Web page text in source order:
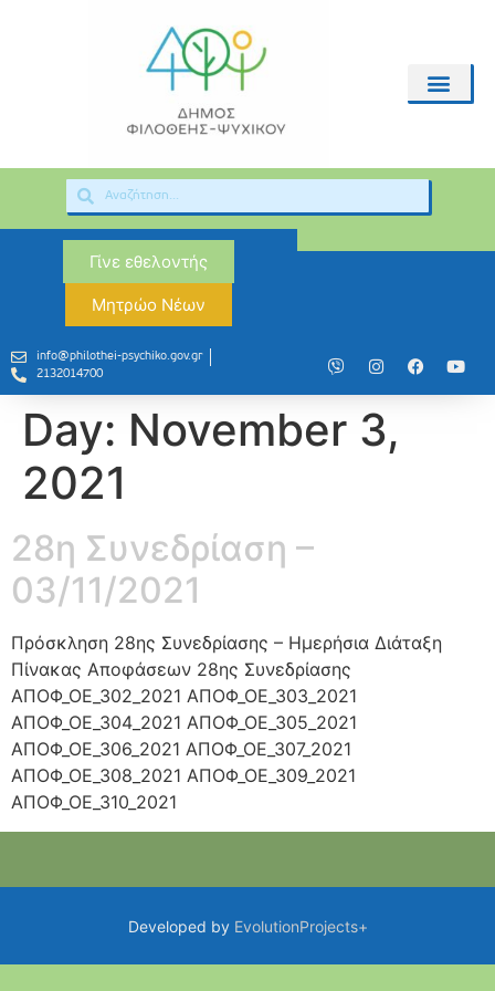
Γίνε εθελοντής
Μητρώο Νέων
info@philothei-psychiko.gov.gr
2132014700
Day: November 3,
2021
28η Συνεδρίαση –
03/11/2021
Πρόσκληση 28ης Συνεδρίασης – Ημερήσια Διάταξη
Πίνακας Αποφάσεων 28ης Συνεδρίασης
ΑΠΟΦ_ΟΕ_302_2021 ΑΠΟΦ_ΟΕ_303_2021
ΑΠΟΦ_ΟΕ_304_2021 ΑΠΟΦ_ΟΕ_305_2021
ΑΠΟΦ_ΟΕ_306_2021 ΑΠΟΦ_ΟΕ_307_2021
ΑΠΟΦ_ΟΕ_308_2021 ΑΠΟΦ_ΟΕ_309_2021
ΑΠΟΦ_ΟΕ_310_2021
Developed by EvolutionProjects+